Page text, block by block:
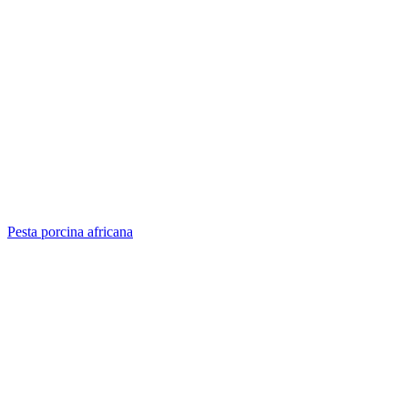
Pesta porcina africana